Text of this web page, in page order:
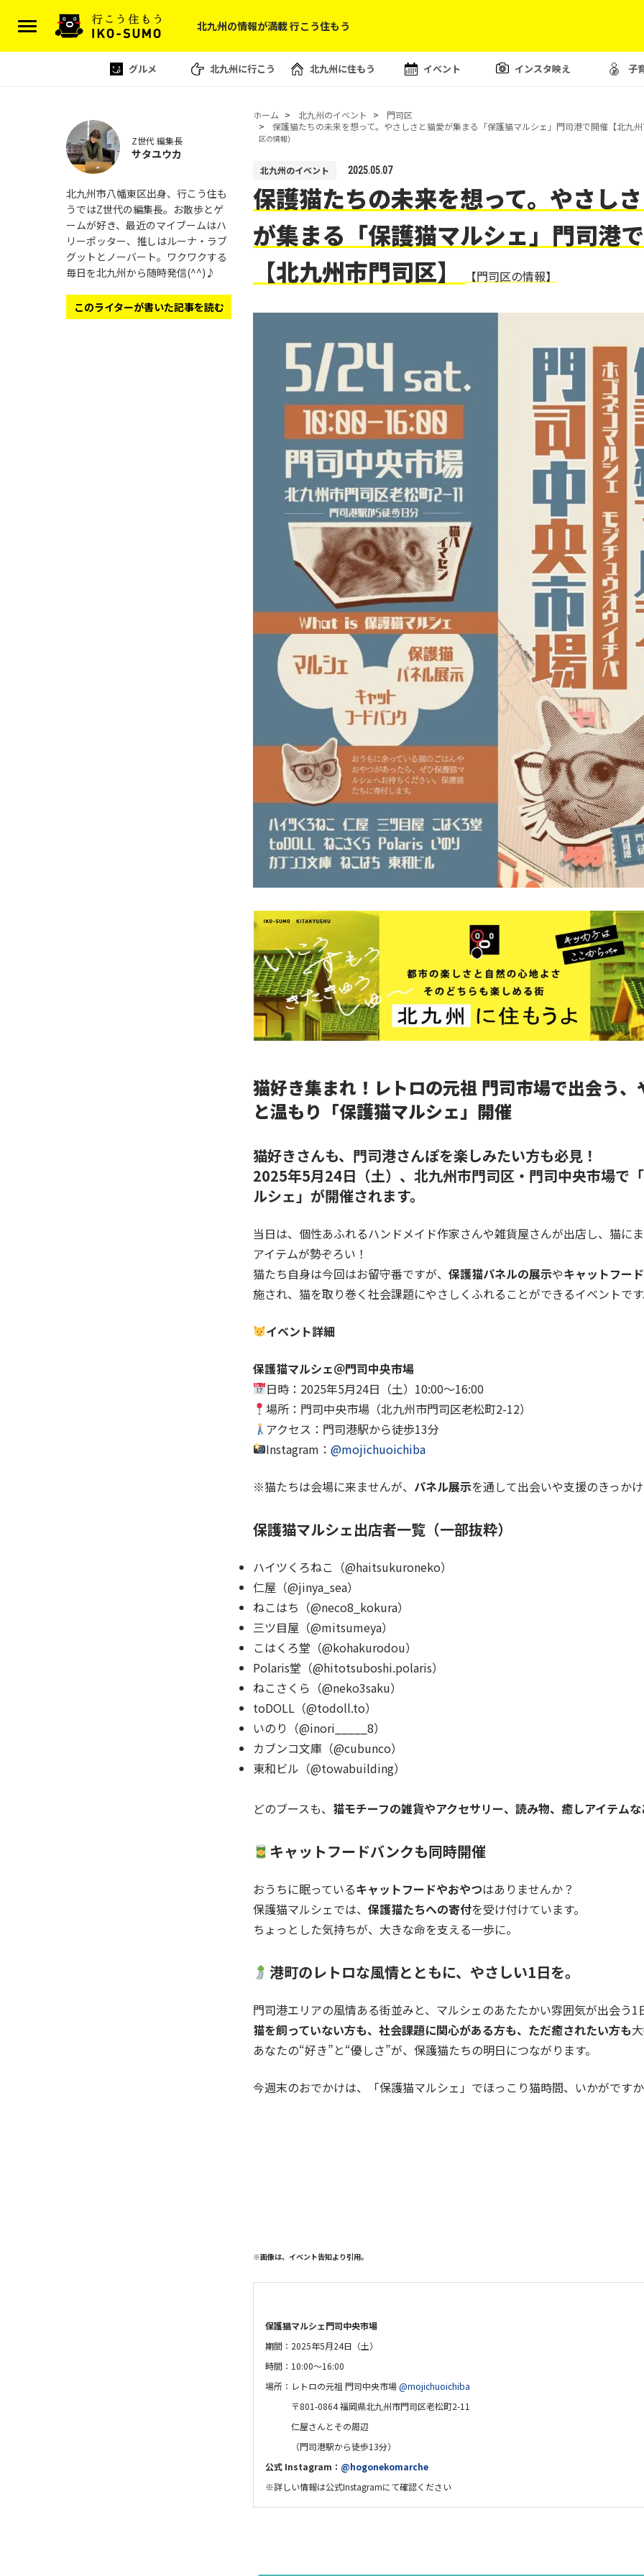
北九州の情報が満載 行こう住もう
グルメ 北九州に行こう 北九州に住もう イベント インスタ映え 子
ホーム 北九州のイベント
門司区
保護猫たちの未来を想って。やさしさと猫愛が集まる「保護猫マルシェ」門司港で開催【北九
区の情報)
北九州のイベント 2025.05.07
保護猫たちの未来を想って。やさし
が集まる「保護猫マルシェ」門司港
【北九州市門司区】
【門司区の情報】
猫好き集まれ！レトロの元祖 門司市場で出会う、
と温もり「保護猫マルシェ」開催
猫好きさんも、門司港さんぽを楽しみたい方も必見！
2025年5月24日（土）、北九州市門司区・ 門司中央市場で「
ルシェ」が開催されます。
当日は、個性あふれるハンドメイド作家さんや雑貨屋さんが出店し、猫に
アイテムが勢ぞろい！
猫たち自身は今回はお留守番ですが、 保護猫パネルの展示やキャットフー
施され、猫を取り巻く社会課題にやさしくふれることができるイベントで
イベント詳細
保護猫マルシェ＠門司中央市場
日時：2025年5月24日（土）10:00〜16:00
場所：門司中央市場（北九州市門司区老松町2-12）
アクセス：門司港駅から徒歩13分
Instagram：@mojichuoichiba
※猫たちは会場に来ませんが、 パネル展示を通して出会いや支援のきっか
保護猫マルシェ出店者一覧（一部抜粋）
ハイツくろねこ（@haitsukuroneko）
仁屋（@jinya_sea）
ねこはち（@neco8_kokura）
三ツ目屋（@mitsumeya）
こはくろ堂（@kohakurodou）
Polaris堂（@hitotsuboshi.polaris）
ねこさくら（@neko3saku）
toDOLL（@todoll.to）
いのり（@inori_____8）
カブンコ文庫（@cubunco）
東和ビル（@towabuilding）
どのブースも、 猫モチーフの雑貨やアクセサリー、読み物、癒しアイテム
キャットフードバンクも同時開催
おうちに眠っているキャットフードやおやつはありませんか？
保護猫マルシェでは、 保護猫たちへの寄付を受け付けています。
ちょっとした気持ちが、大きな命を支える一歩に。
港町のレトロな風情とともに、やさしい1日を。
門司港エリアの風情ある街並みと、マルシェのあたたかい雰囲気が出会う1
猫を飼っていない方も、社会課題に関心がある方も、ただ癒されたい方も
あなたの“好き”と“優しさ”が、保護猫たちの明日につながります。
今週末のおでかけは、「保護猫マルシェ」でほっこり猫時間、いかがです
※画像は、イベント告知より引用。
保護猫マルシェ門司中央市場
期間：2025年5月24日（土）
時間：10:00～16:00
場所： レトロの元祖 門司中央市場@mojichuoichiba
〒801-0864 福岡県北九州市門司区老松町2-11
仁屋さんとその周辺
（門司港駅から徒歩13分）
公式 Instagram： @hogonekomarche
※詳しい情報は公式Instagramにて確認ください
Z世代 編集長
サタユウカ
北九州市八幡東区出身、行こう住も
うではZ世代の編集長。お散歩とゲ
ームが好き、最近のマイブームはハ
リーポッター、推しはルーナ・ラブ
グットとノーバート。ワクワクする
毎日を北九州から随時発信(^^)♪
このライターが書いた記事を読む